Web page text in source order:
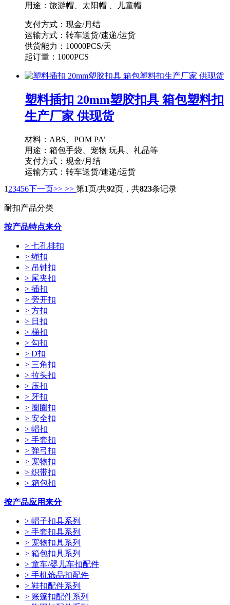
用途：旅游帽、太阳帽 、儿童帽
支付方式：现金/月结
运输方式：转车送货/速递/运货
供货能力：10000PCS/天
起订量：1000PCS
塑料插扣 20mm塑胶扣具 箱包塑料扣
生产厂家 供现货
材料：ABS、POM PA’
用途：箱包手袋、宠物 玩具、礼品等
支付方式：现金/月结
运输方式：转车送货/速递/运货
供货能力：10000PCS/天
起订量：1000PCS
1 23456下一页>> >> 第1页/共92页，共823条记录
耐扣产品分类
按产品特点来分
> 七孔排扣
> 绳扣
> 吊钟扣
> 尾夹扣
> 插扣
> 旁开扣
> 方扣
> 日扣
> 梯扣
> 勾扣
> D扣
> 三角扣
> 拉头扣
> 压扣
> 牙扣
> 圈圈扣
> 安全扣
> 帽扣
> 手套扣
> 弹弓扣
> 宠物扣
> 织带扣
> 箱包扣
按产品应用来分
> 帽子扣具系列
> 手套扣具系列
> 宠物扣具系列
> 箱包扣具系列
> 童车/婴儿车扣配件
> 手机饰品扣配件
> 鞋扣配件系列
> 账篷扣配件系列